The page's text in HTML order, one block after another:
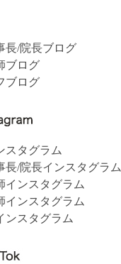
長/院長ブログ
ブログ
ブログ
スタグラム
長/院長インスタグラム
インスタグラム
インスタグラム
ンスタグラム